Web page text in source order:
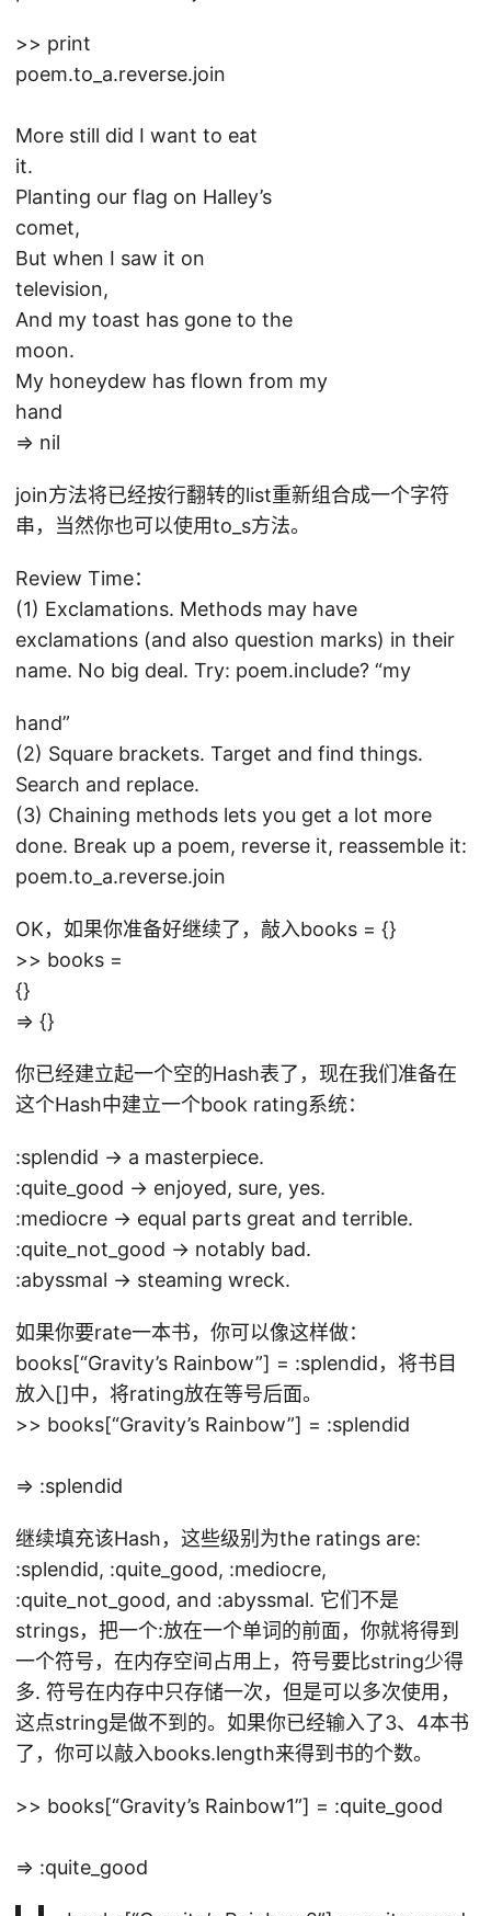
>> print
poem.to_a.reverse.join
More still did I want to eat
it.
Planting our flag on Halley’s
comet,
But when I saw it on
television,
And my toast has gone to the
moon.
My honeydew has flown from my
hand
=> nil
join方法将已经按行翻转的list重新组合成一个字符
串，当然你也可以使用to_s方法。
Review Time：
(1) Exclamations. Methods may have
exclamations (and also question marks) in their
name. No big deal. Try: poem.include? “my
hand”
(2) Square brackets. Target and find things.
Search and replace.
(3) Chaining methods lets you get a lot more
done. Break up a poem, reverse it, reassemble it:
poem.to_a.reverse.join
OK，如果你准备好继续了，敲入books = {}
>> books =
{}
=> {}
你已经建立起一个空的Hash表了，现在我们准备在
这个Hash中建立一个book rating系统：
:splendid -> a masterpiece.
:quite_good -> enjoyed, sure, yes.
:mediocre -> equal parts great and terrible.
:quite_not_good -> notably bad.
:abyssmal -> steaming wreck.
如果你要rate一本书，你可以像这样做：
books[“Gravity’s Rainbow”] = :splendid，将书目
放入[]中，将rating放在等号后面。
>> books[“Gravity’s Rainbow”] = :splendid
=> :splendid
继续填充该Hash，这些级别为the ratings are:
:splendid, :quite_good, :mediocre,
:quite_not_good, and :abyssmal. 它们不是
strings，把一个:放在一个单词的前面，你就将得到
一个符号，在内存空间占用上，符号要比string少得
多. 符号在内存中只存储一次，但是可以多次使用，
这点string是做不到的。如果你已经输入了3、4本书
了，你可以敲入books.length来得到书的个数。
>> books[“Gravity’s Rainbow1”] = :quite_good
=> :quite_good